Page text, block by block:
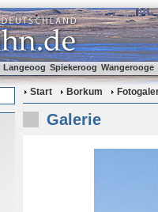
Langeoog Spiekeroog Wangerooge
Start Borkum
Galerie